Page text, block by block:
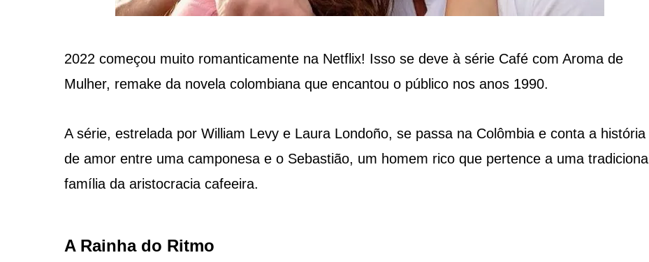
2022 começou muito romanticamente na Netflix! Isso se deve à série Café com Aroma de
Mulher, remake da novela colombiana que encantou o público nos anos 1990.
A série, estrelada por William Levy e Laura Londoño, se passa na Colômbia e conta a história
de amor entre uma camponesa e o Sebastião, um homem rico que pertence a uma tradicional
família da aristocracia cafeeira.
A Rainha do Ritmo